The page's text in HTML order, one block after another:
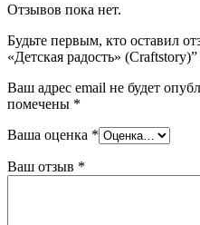
Отзывов пока нет.
Будьте первым, кто оставил
«Детская радость» (Craftstory)”
Ваш адрес email не будет
помечены *
Ваша оценка *
Ваш отзыв *